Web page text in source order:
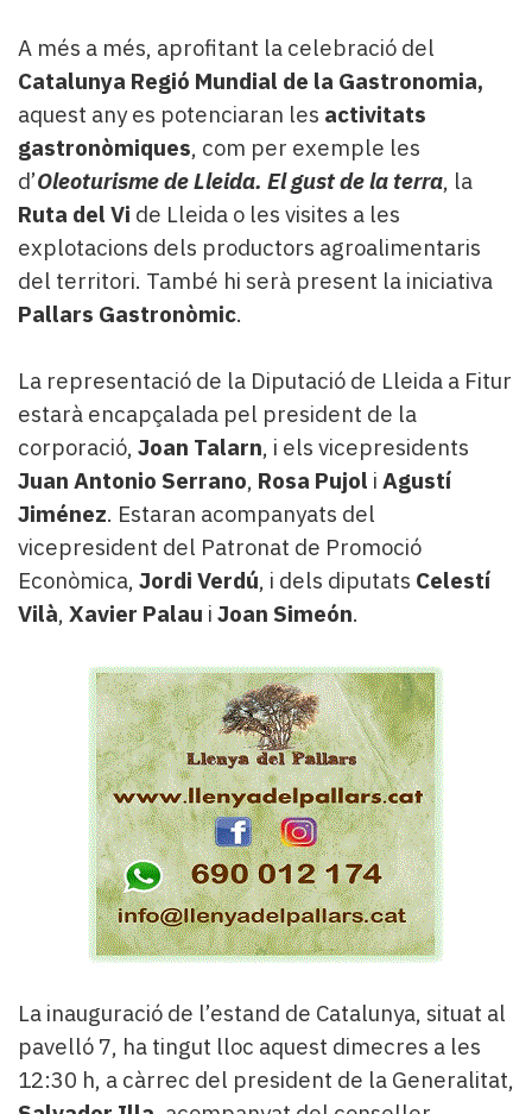
A més a més, aprofitant la celebració del
Catalunya Regió Mundial de la Gastronomia,
aquest any es potenciaran les activitats
gastronòmiques, com per exemple les
d’Oleoturisme de Lleida. El gust de la terra, la
Ruta del Vi de Lleida o les visites a les
explotacions dels productors agroalimentaris
del territori. També hi serà present la iniciativa
Pallars Gastronòmic.
La representació de la Diputació de Lleida a Fitur
estarà encapçalada pel president de la
corporació, Joan Talarn, i els vicepresidents
Juan Antonio Serrano, Rosa Pujol i Agustí
Jiménez. Estaran acompanyats del
vicepresident del Patronat de Promoció
Econòmica, Jordi Verdú, i dels diputats Celestí
Vilà, Xavier Palau i Joan Simeón.
La inauguració de l’estand de Catalunya, situat al
pavelló 7, ha tingut lloc aquest dimecres a les
12:30 h, a càrrec del president de la Generalitat,